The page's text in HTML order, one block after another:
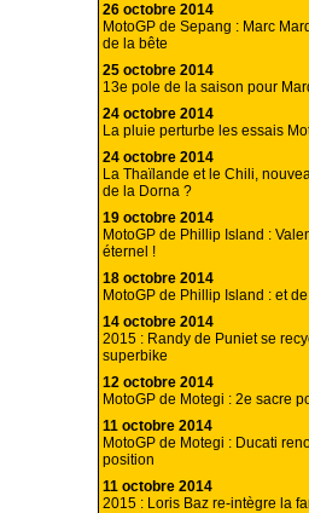
26 octobre 2014
MotoGP de Sepang : Marc
de la bête
25 octobre 2014
13e pole de la saison pour
24 octobre 2014
La pluie perturbe les essais
24 octobre 2014
La Thaïlande et le Chili,
de la Dorna ?
19 octobre 2014
MotoGP de Phillip Island :
éternel !
18 octobre 2014
MotoGP de Phillip Island : et
14 octobre 2014
2015 : Randy de Puniet se
superbike
12 octobre 2014
MotoGP de Motegi : 2e sacre
11 octobre 2014
MotoGP de Motegi : Ducati
position
11 octobre 2014
2015 : Loris Baz re-intègre la